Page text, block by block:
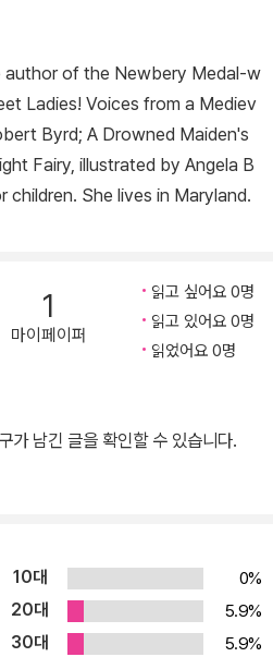
author of the Newbery Medal-w
Ladies! Voices from a Mediev
Byrd; A Drowned Maiden's
Fairy, illustrated by Angela B
She lives in Maryland.
1
마이페이퍼
읽고 싶어요 0명
읽고 있어요 0명
읽었어요 0명
가 남긴 글을 확인할 수 있습니다.
10대
0%
20대
5.9%
30대
5.9%